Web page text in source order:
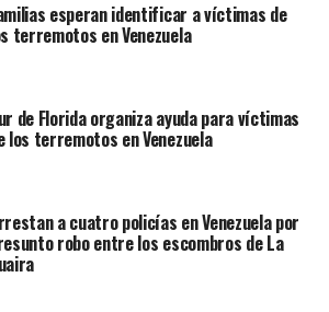
esperan identificar a víctimas de
terremotos en Venezuela
de Florida organiza ayuda para víctimas
los terremotos en Venezuela
a cuatro policías en Venezuela por
robo entre los escombros de La